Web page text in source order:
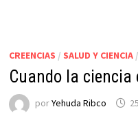
CREENCIAS / SALUD Y CIENCIA/
Cuando la
porYehuda Ribco